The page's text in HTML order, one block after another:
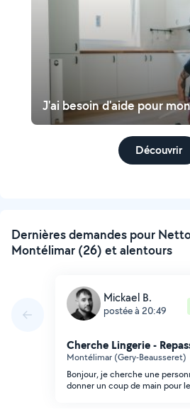
J'ai besoin d'aide pour
Découvrir
Dernières demandes pour
Montélimar (26) et alentours
Mickael B.
postée à 20:49
Cherche Lingerie -
Montélimar (Gery-Beausseret)
Bonjour, je cherche une
donner un coup de main pour